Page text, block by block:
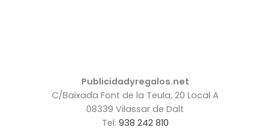
Publicidadyregalos.net
C/Baixada Font de la Teula, 20 Local A
08339 Vilassar de Dalt
Tel: 938 242 810